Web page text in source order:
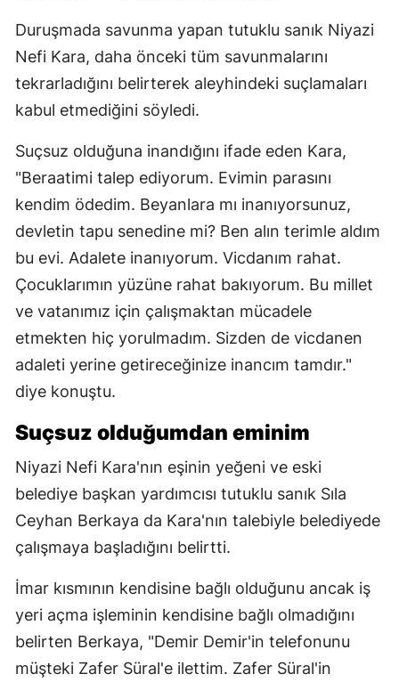
Duruşmada savunma yapan tutuklu sanık Niyazi
Nefi Kara, daha önceki tüm savunmalarını
tekrarladığını belirterek aleyhindeki suçlamaları
kabul etmediğini söyledi.
Suçsuz olduğuna inandığını ifade eden Kara,
"Beraatimi talep ediyorum. Evimin parasını
kendim ödedim. Beyanlara mı inanıyorsunuz,
devletin tapu senedine mi? Ben alın terimle aldım
bu evi. Adalete inanıyorum. Vicdanım rahat.
Çocuklarımın yüzüne rahat bakıyorum. Bu millet
ve vatanımız için çalışmaktan mücadele
etmekten hiç yorulmadım. Sizden de vicdanen
adaleti yerine getireceğinize inancım tamdır."
diye konuştu.
Suçsuz olduğumdan eminim
Niyazi Nefi Kara'nın eşinin yeğeni ve eski
belediye başkan yardımcısı tutuklu sanık Sıla
Ceyhan Berkaya da Kara'nın talebiyle belediyede
çalışmaya başladığını belirtti.
İmar kısmının kendisine bağlı olduğunu ancak iş
yeri açma işleminin kendisine bağlı olmadığını
belirten Berkaya, "Demir Demir'in telefonunu
müşteki Zafer Süral'e ilettim. Zafer Süral'in